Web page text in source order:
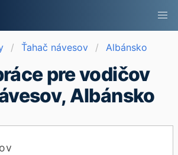
Ťahač návesov Albánsko
pre vodičov
Albánsko